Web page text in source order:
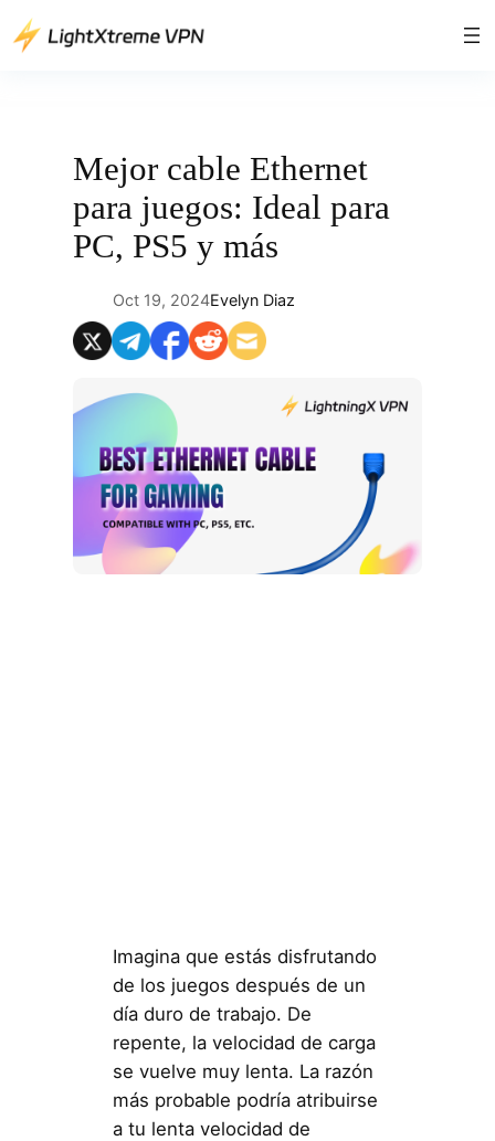
Saltar
Mejor cable Ethernet
para juegos: Ideal para
PC, PS5 y más
Oct 19, 2024Evelyn Diaz
Imagina que estás disfrutando
de los juegos después de un
día duro de trabajo. De
repente, la velocidad de carga
se vuelve muy lenta. La razón
más probable podría atribuirse
a tu lenta velocidad de